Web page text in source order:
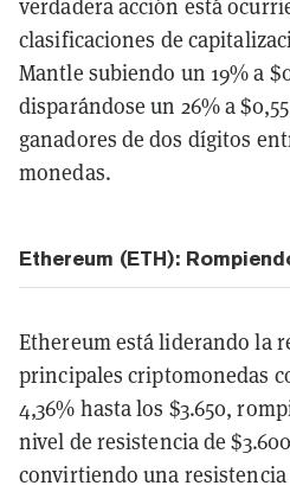
verdadera acción está
clasificaciones de
Mantle subiendo un 19% a
disparándose un 26% a
ganadores de dos dígitos
monedas.
Ethereum (ETH):
Ethereum está liderando la
principales criptomonedas
4,36% hasta los $3.650,
nivel de resistencia de
convirtiendo una